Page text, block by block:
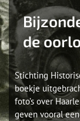
de
Stichting
boekje
foto’s over
geven vooral